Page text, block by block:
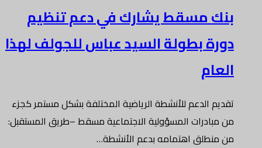
بنك مسقط يشارك في دعم تنظيم
دورة بطولة السيد عباس للجولف لهذا
العام
تقديم الدعم للأنشطة الرياضية المختلفة بشكل مستمر كجزء
من مبادرات المسؤولية الاجتماعية مسقط –طريق المستقبل:
من منطلق اهتمامه بدعم الأنشطة…